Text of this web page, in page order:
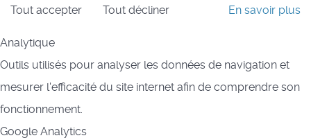
Tout accepter Tout décliner En savoir plus
Analytique
Outils utilisés pour analyser les données de navigation et
mesurer l'efficacité du site internet afin de comprendre son
fonctionnement.
Google Analytics